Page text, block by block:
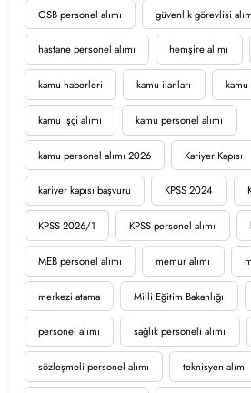
GSB personel alımı güvenlik görevlisi
hastane personel alımı hemşire alımı
kamu haberleri kamu ilanları kamu
kamu işçi alımı kamu personel alımı
kamu personel alımı 2026 Kariyer Kapısı
kariyer kapısı başvuru KPSS 2024
KPSS 2026/1 KPSS personel alımı
MEB personel alımı memur alımı
merkezi atama Milli Eğitim Bakanlığı
personel alımı sağlık personeli alımı
sözleşmeli personel alımı teknisyen alımı